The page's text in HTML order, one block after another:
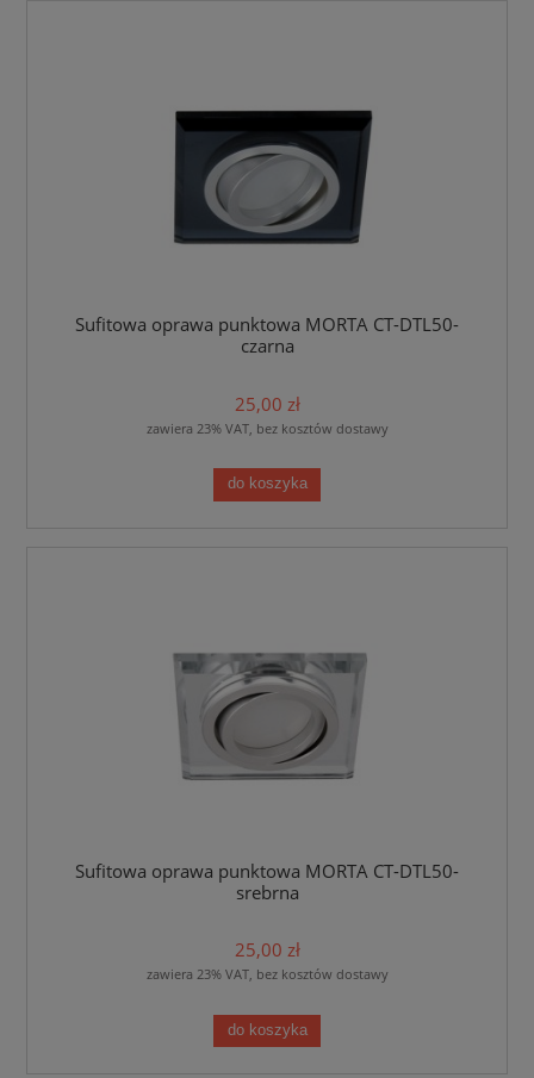
Sufitowa oprawa punktowa MORTA CT-DTL50-
czarna
25,00 zł
zawiera 23% VAT, bez kosztów dostawy
do koszyka
Sufitowa oprawa punktowa MORTA CT-DTL50-
srebrna
25,00 zł
zawiera 23% VAT, bez kosztów dostawy
do koszyka